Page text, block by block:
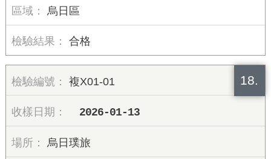
烏日區
合格
18.
複X01-01
2026-01-13
烏日璞旅